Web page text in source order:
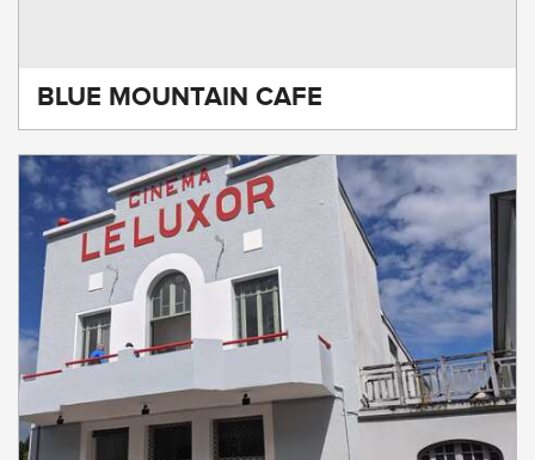
BLUE MOUNTAIN CAFE